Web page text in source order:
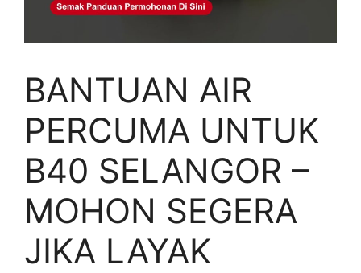
BANTUAN AIR
PERCUMA UNTUK
B40 SELANGOR –
MOHON SEGERA
JIKA LAYAK